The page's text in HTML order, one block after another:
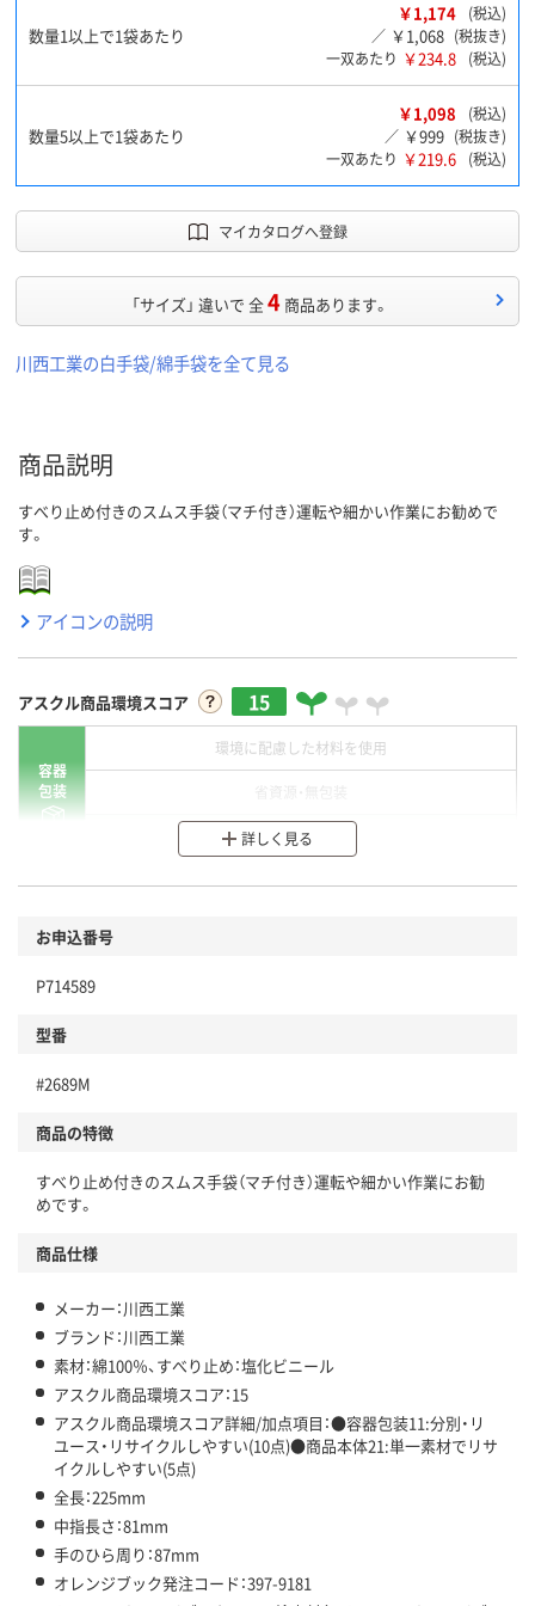
数量1以上で1袋あたり
￥1,174
(税込)
／ ￥1,068 (税抜き)
一双あたり ￥234.8 (税込)
数量5以上で1袋あたり
￥1,098
(税込)
／ ￥999 (税抜き)
一双あたり ￥219.6 (税込)
マイカタログへ登録
「サイズ」 違いで 全4 商品あります。
川西工業の白手袋/綿手袋を全て見る
商品説明
すべり止め付きのスムス手袋（マチ付き）運転や細かい作業にお勧めで
す。
アイコンの説明
アスクル商品環境スコア 15
容器
包装
環境に配慮した材料を使用
分別・リサイクルしやすい設計
本体
仕組
この商品の環境配慮ポイントです。下記商品詳細「
アスクル商品環境スコア詳細／加点項目
詳しく見る
お申込番号
P714589
型番
#2689M
商品の特徴
すべり止め付きのスムス手袋（マチ付き）運転や細かい作業にお勧
めです。
商品仕様
メーカー：川西工業
ブランド：川西工業
素材：綿100％、すべり止め：塩化ビニール
アスクル商品環境スコア：15
アスクル商品環境スコア詳細/加点項目：●容器包装11:分別・リ
ユース・リサイクルしやすい(10点)●商品本体21:単一素材でリサ
イクルしやすい(5点)
全長：225mm
中指長さ：81mm
手のひら周り：87mm
オレンジブック発注コード：397-9181